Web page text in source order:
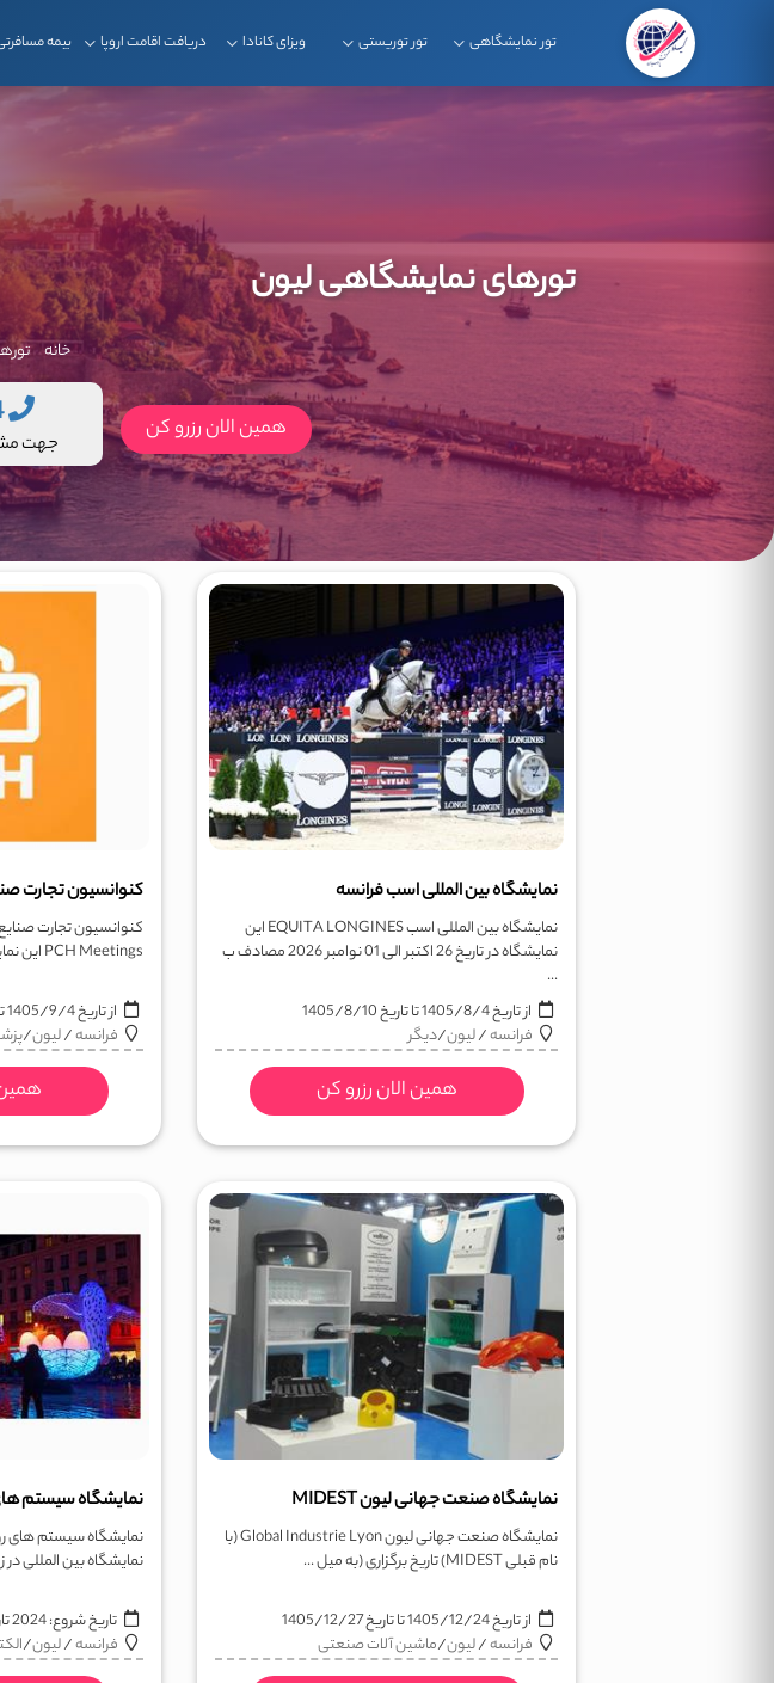
تور نمایشگاهی تور توریستی ویزای کانادا دریافت اقامت اروپا بیمه
تورهای نمایشگاهی لیون
خانه
همین الان رزرو کن 02188992004
جهت
نمایشگاه بین المللی اسب فرانسه
نمایشگاه بین المللی اسب EQUITA LONGINES این
نمایشگاه در تاریخ 26 اکتبر الی 01 نوامبر 2026 مصادف ب
...
از تاریخ1405/8/4تا تاریخ1405/8/10
فرانسه/لیون/دیگر
همین الان رزرو کن
کنوانسیون تجارت
PCH Meetings این نمایشگاه در تاریخ 25 الی 26 ن ...
از تاریخ1405/9/4
فرانسه/لیون/
نمایشگاه صنعت جهانی لیون MIDEST
نمایشگاه صنعت جهانی لیون Global Industrie Lyon (با
نام قبلی MIDEST) تاریخ برگزاری (به میل ...
از تاریخ1405/12/24تا تاریخ1405/12/27
فرانسه/لیون/ماشین آلات صنعتی
نمایشگاه بین المللی در
تاریخ شروع:2024
فرانسه/لیون/